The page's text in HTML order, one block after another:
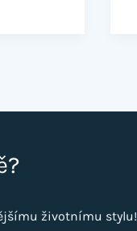
životnímu stylu!